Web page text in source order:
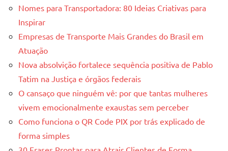
Nomes para Transportadora: 80 Ideias Criativas para
Inspirar
Empresas de Transporte Mais Grandes do Brasil em
Atuação
Nova absolvição fortalece sequência positiva de Pablo
Tatim na Justiça e órgãos federais
O cansaço que ninguém vê: por que tantas mulheres
vivem emocionalmente exaustas sem perceber
Como funciona o QR Code PIX por trás explicado de
forma simples